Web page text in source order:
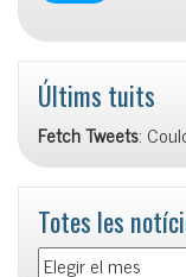
Últims tuits
Fetch Tweets:
Totes les
Totes